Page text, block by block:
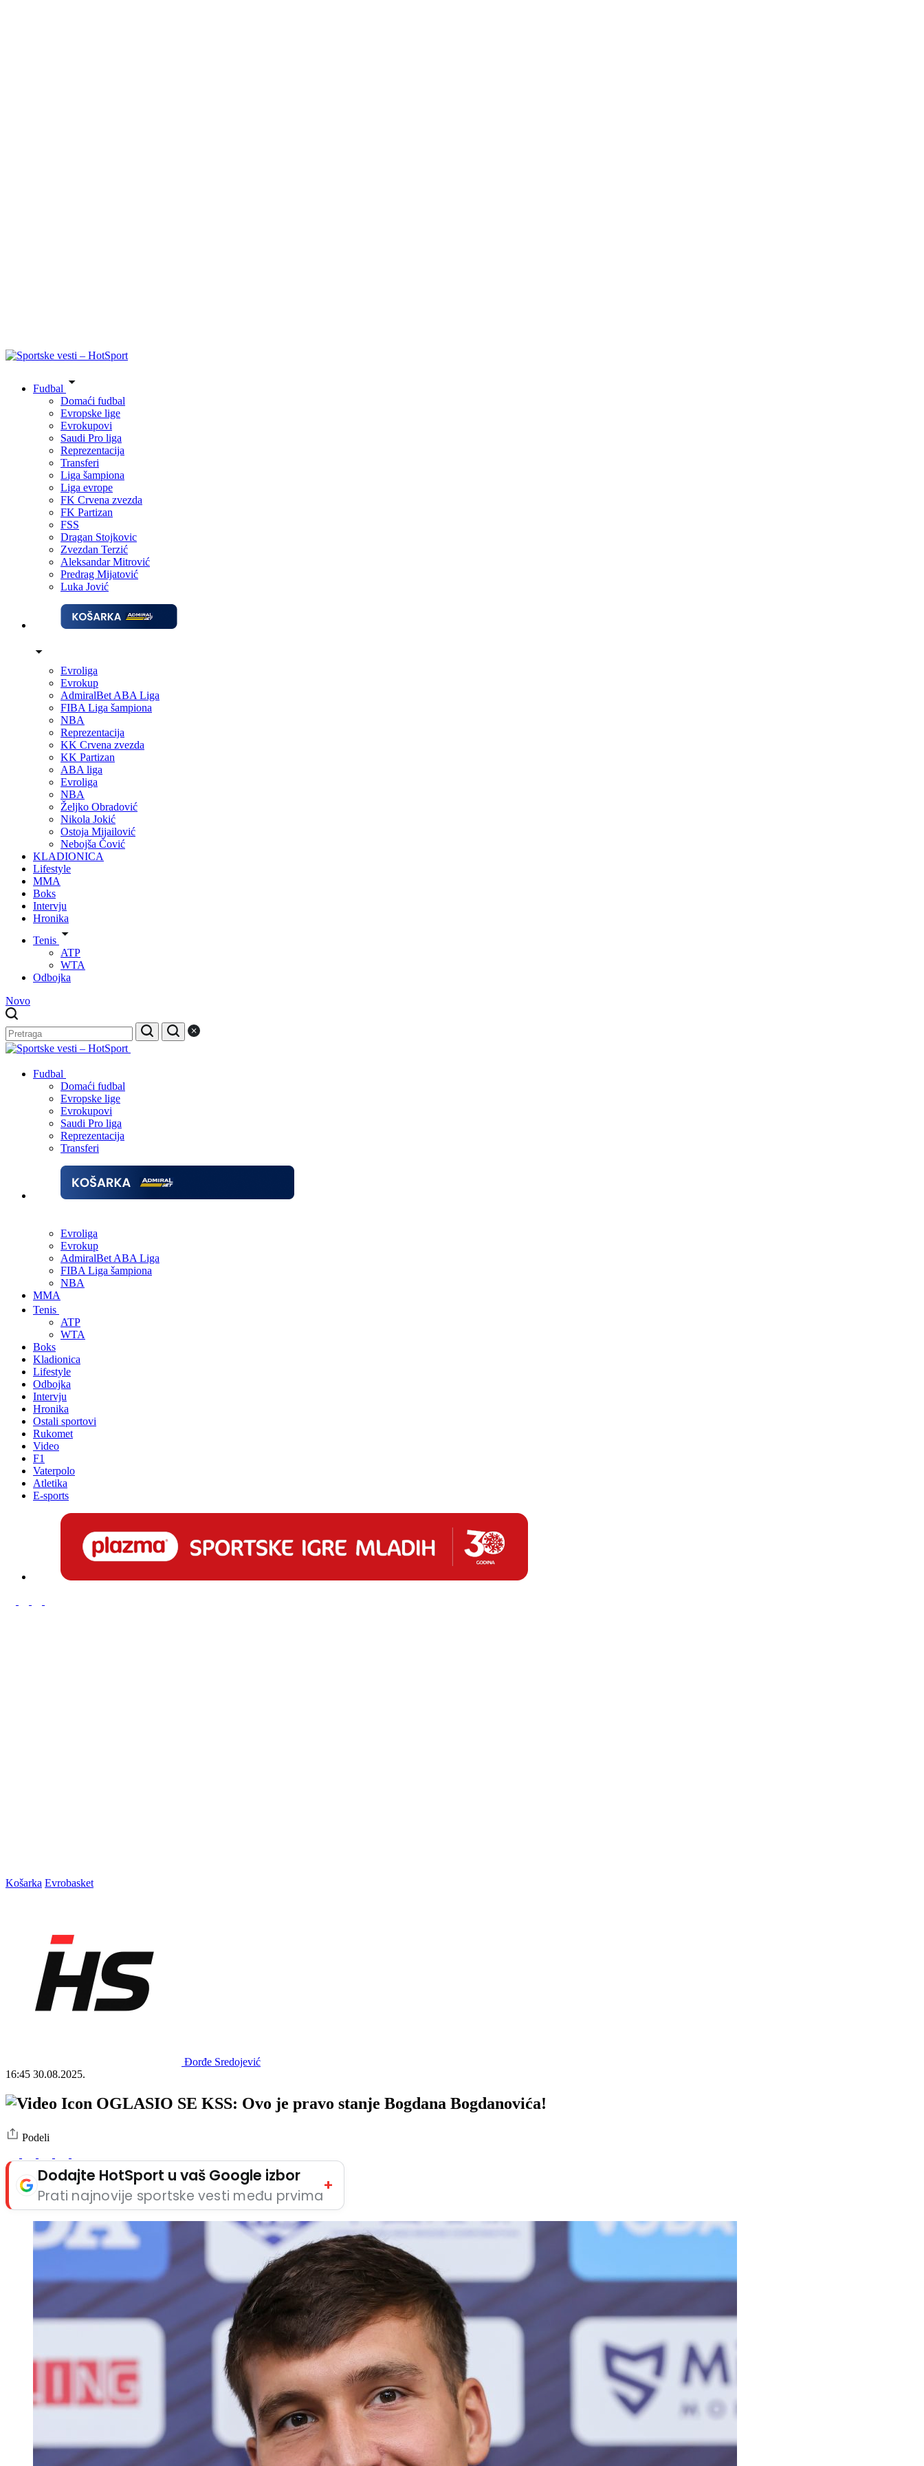
Fudbal
Domaći fudbal
Evropske lige
Evrokupovi
Saudi Pro liga
Reprezentacija
Transferi
Liga šampiona
Liga evrope
FK Crvena zvezda
FK Partizan
FSS
Dragan Stojkovic
Zvezdan Terzić
Aleksandar Mitrović
Predrag Mijatović
Luka Jović
Evroliga
Evrokup
AdmiralBet ABA Liga
FIBA Liga šampiona
NBA
Reprezentacija
KK Crvena zvezda
KK Partizan
ABA liga
Evroliga
NBA
Željko Obradović
Nikola Jokić
Ostoja Mijailović
Nebojša Čović
KLADIONICA
Lifestyle
MMA
Boks
Intervju
Hronika
Tenis
ATP
WTA
Odbojka
Novo
Fudbal
Domaći fudbal
Evropske lige
Evrokupovi
Saudi Pro liga
Reprezentacija
Transferi
Evroliga
Evrokup
AdmiralBet ABA Liga
FIBA Liga šampiona
NBA
MMA
Tenis
ATP
WTA
Boks
Kladionica
Lifestyle
Odbojka
Intervju
Hronika
Ostali sportovi
Rukomet
Video
F1
Vaterpolo
Atletika
E-sports
Košarka Evrobasket
Đorđe Sredojević
16:45 30.08.2025.
OGLASIO SE KSS: Ovo je pravo stanje Bogdana Bogdanovića!
Podeli
Dodajte HotSport u vaš Google izbor
Prati najnovije sportske vesti među prvima
+